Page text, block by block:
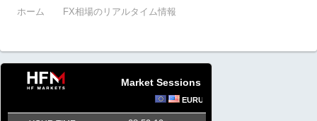
ホーム FX相場のリアルタイム情報
Market Sessions